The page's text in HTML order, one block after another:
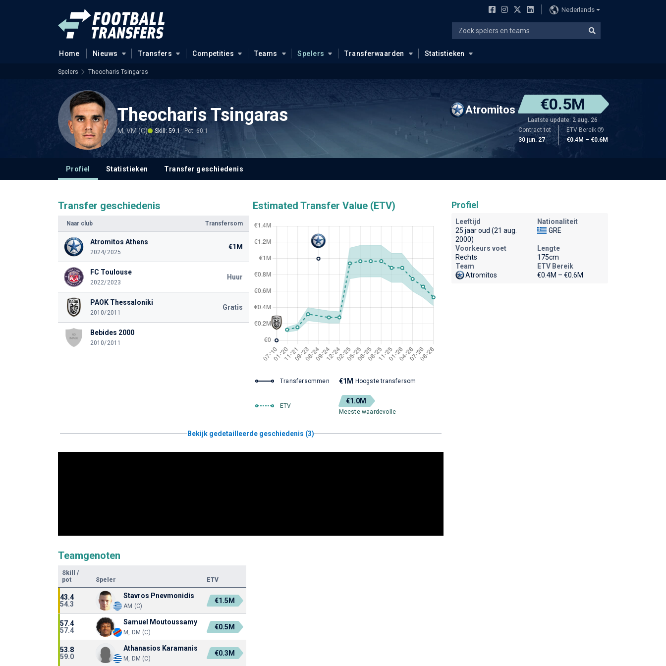
Nederlands
Home Nieuws Transfers Competities Teams Spelers Transferwaarden Statistieken
Spelers Theocharis Tsingaras
Theocharis Tsingaras
M, VM (C) Skill: 59.1 Pot: 60.1
Atromitos €0.5M
Laatste update: 2 aug. 26
Contract tot
30 jun. 27
ETV Bereik
€0.4M – €0.6M
Profiel Statistieken Transfer geschiedenis
Transfer geschiedenis
Naar club Transfersom
Atromitos Athens
2024/2025
€1M
FC Toulouse
2022/2023
Huur
PAOK Thessaloniki
2010/2011
Gratis
Bebides 2000
2010/2011
Estimated Transfer Value (ETV)
Transfersommen €1M Hoogste transfersom
ETV
€1.0M
Meeste waardevolle
Bekijk gedetailleerde geschiedenis (3)
Teamgenoten
Skill
/
pot
Speler ETV
43.4
54.3
Stavros Pnevmonidis
AM (C)
€1.5M
57.4
57.4
Samuel Moutoussamy
M, DM (C)
€0.5M
53.8
59.0
Athanasios Karamanis
M, DM (C)
€0.3M
Profiel
Leeftijd
25 jaar oud (21 aug.
2000)
Nationaliteit
GRE
Voorkeurs voet
Rechts
Lengte
175cm
Team
Atromitos
ETV Bereik
€0.4M – €0.6M